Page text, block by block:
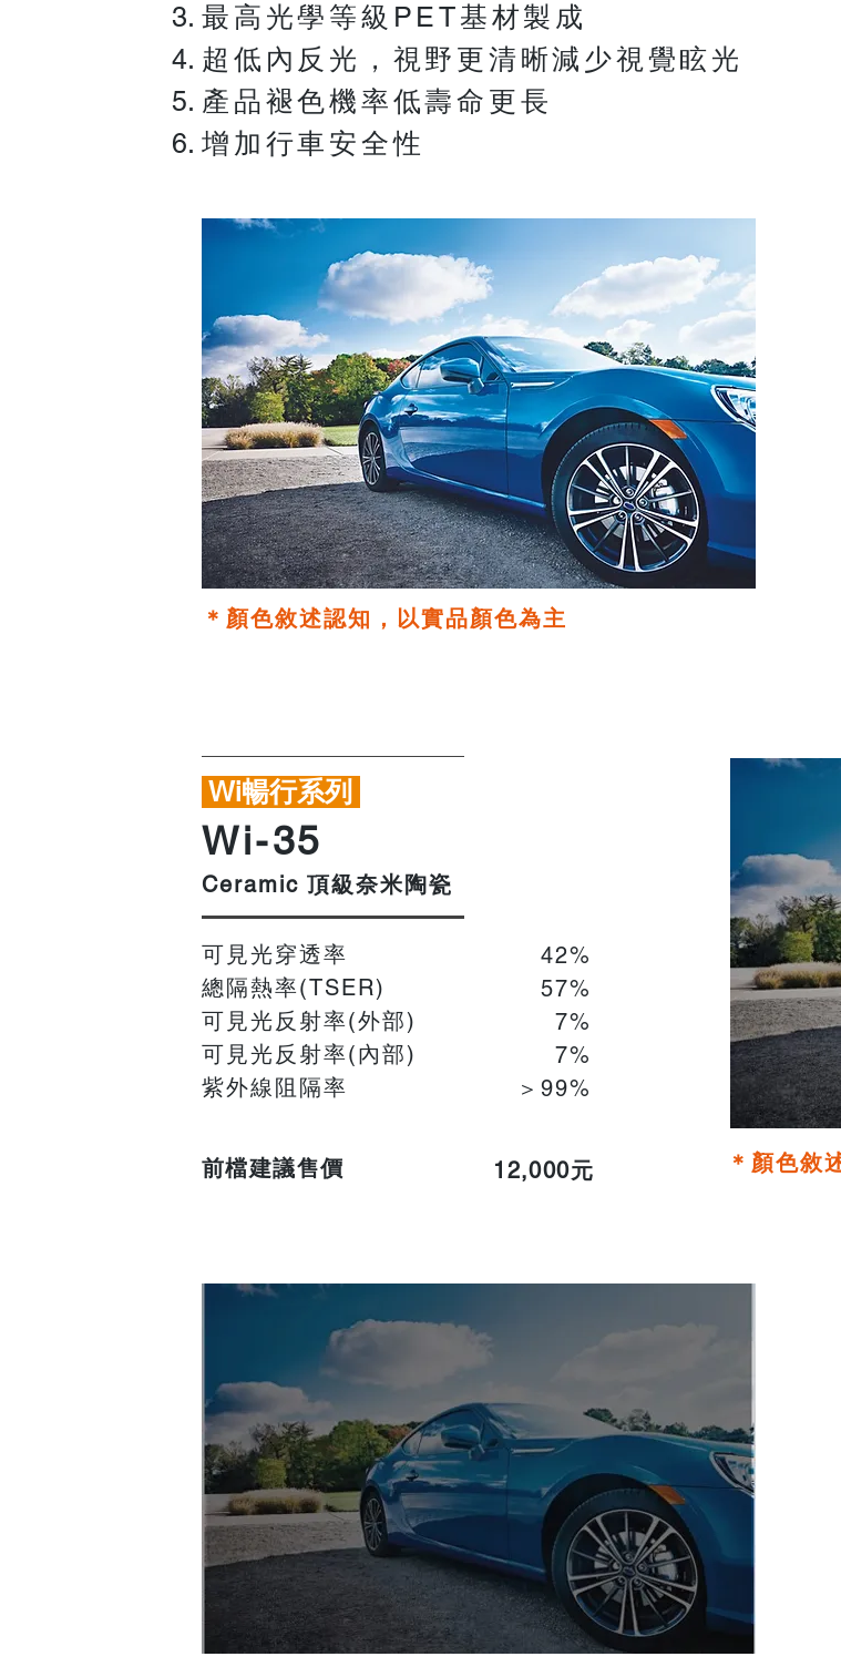
最高光學等級P ET基材製成
超低 內反光，視野更清晰減少視覺眩光
產品褪色機率低壽命更長
增加行車安全性
＊顏色敘述認知，以實品顏色為主
​Wi-35
Wi暢行系列
Ceramic 頂級奈米陶瓷
可見光穿透率
總隔熱率(TSER)
可見光反射率(外部)
可見光反射率(內部)
紫外線阻隔率
42%
57%
7%
​7%
＞99%
前檔建議售價 12,000元 ＊顏色敘